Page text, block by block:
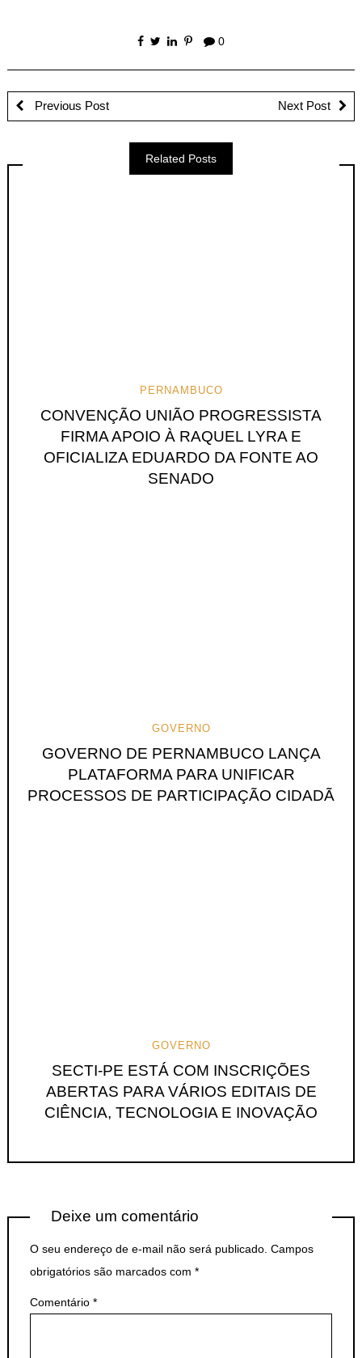
0
Previous Post Next Post
Related Posts
PERNAMBUCO
CONVENÇÃO UNIÃO PROGRESSISTA
FIRMA APOIO À RAQUEL LYRA E
OFICIALIZA EDUARDO DA FONTE AO
SENADO
GOVERNO
GOVERNO DE PERNAMBUCO LANÇA
PLATAFORMA PARA UNIFICAR
PROCESSOS DE PARTICIPAÇÃO CIDADÃ
GOVERNO
SECTI-PE ESTÁ COM INSCRIÇÕES
ABERTAS PARA VÁRIOS EDITAIS DE
CIÊNCIA, TECNOLOGIA E INOVAÇÃO
Deixe um comentário
O seu endereço de e-mail não será publicado. Campos
obrigatórios são marcados com *
Comentário *